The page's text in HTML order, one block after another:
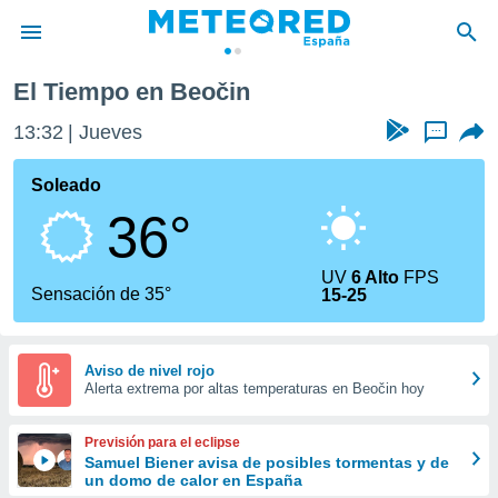
de
por
que se
calidad.
a este
las
y
forma
digital
basada
El Tiempo en Beočin
13:32 Jueves ...
Soleado
36°
Sensación de 35°
UV6 Alto FPS
15-25
Aviso de nivel rojo
Alerta extrema por altas temperaturas en Beočin hoy
Previsión para el eclipse
Samuel Biener avisa de posibles tormentas y de
un domo de calor en España